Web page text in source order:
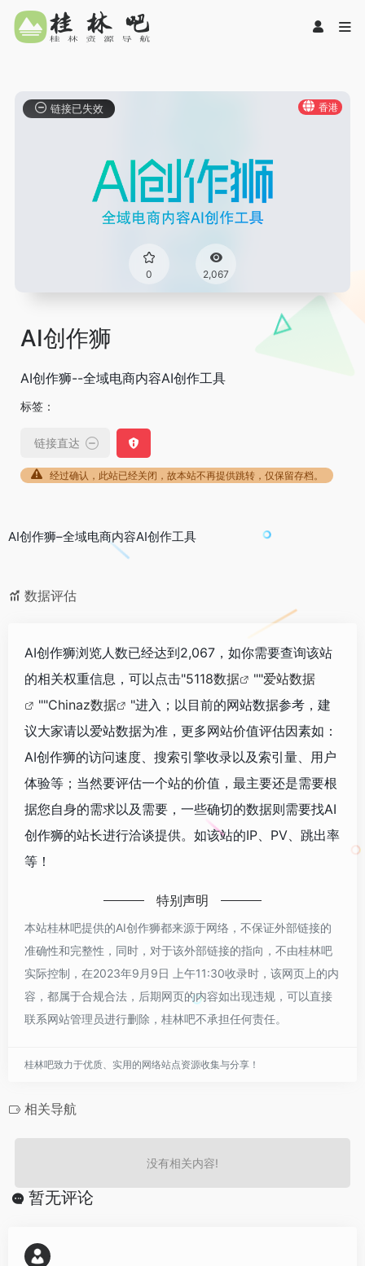
香港
0 2,067
链接已失效
AI创作狮
AI创作狮--全域电商内容AI创作工具
标签：
链接直达
经过确认，此站已经关闭，故本站不再提供跳转，仅保留存档。
AI创作狮–全域电商内容AI创作工具
数据评估
AI创作狮浏览人数已经达到2,067，如你需要查询该站
的相关权重信息，可以点击"5118数据 ""爱站数据
""Chinaz数据
"进入；以目前的网站数据参考，建
议大家请以爱站数据为准，更多网站价值评估因素如：
AI创作狮的访问速度、搜索引擎收录以及索引量、用户
体验等；当然要评估一个站的价值，最主要还是需要根
据您自身的需求以及需要，一些确切的数据则需要找AI
创作狮的站长进行洽谈提供。如该站的IP、PV、跳出率
等！
特别声明
本站桂林吧提供的AI创作狮都来源于网络，不保证外部链接的
准确性和完整性，同时，对于该外部链接的指向，不由桂林吧
实际控制，在2023年9月9日 上午11:30收录时，该网页上的内
容，都属于合规合法，后期网页的内容如出现违规，可以直接
联系网站管理员进行删除，桂林吧不承担任何责任。
桂林吧致力于优质、实用的网络站点资源收集与分享！
相关导航
没有相关内容!
暂无评论